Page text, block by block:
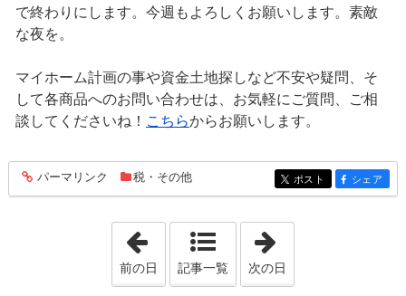
で終わりにします。今週もよろしくお願いします。素敵
な夜を。
マイホーム計画の事や資金土地探しなど不安や疑問、そ
して各商品へのお問い合わせは、お気軽にご質問、ご相
談してくださいね！ こちらからお願いします。
entry549
パーマリンク 税・その他 entry549
ポスト entry549
シェア
「2021年1月31日」
前の日 記事一覧 次の日